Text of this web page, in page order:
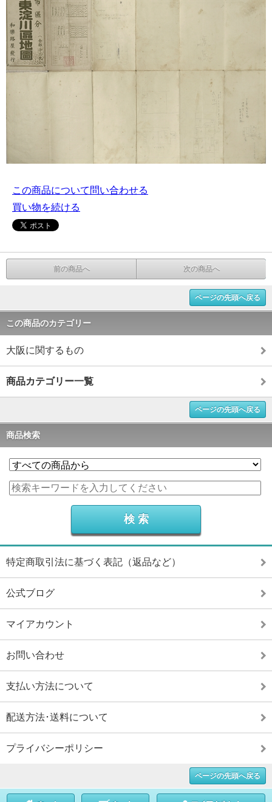
この商品について問い合わせる
買い物を続ける
前の商品へ 次の商品へ
ページの先頭へ戻る
この商品のカテゴリー
大阪に関するもの
商品カテゴリー一覧
ページの先頭へ戻る
商品検索
特定商取引法に基づく表記（返品など）
公式ブログ
マイアカウント
お問い合わせ
支払い方法について
配送方法･送料について
プライバシーポリシー
ページの先頭へ戻る